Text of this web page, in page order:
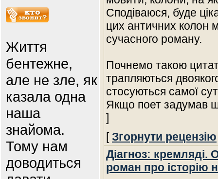
Життя
бентежне,
але не зле, як
казала одна
наша
знайома.
Тому нам
доводиться
Сподіваюся, буде
цих античних колон
сучасного роману.
Почнемо такою
трапляються
стосуються самої
Якщо поет задумав
]
[Згорнути рецензію
Діагноз: кремляді.
роман про історію